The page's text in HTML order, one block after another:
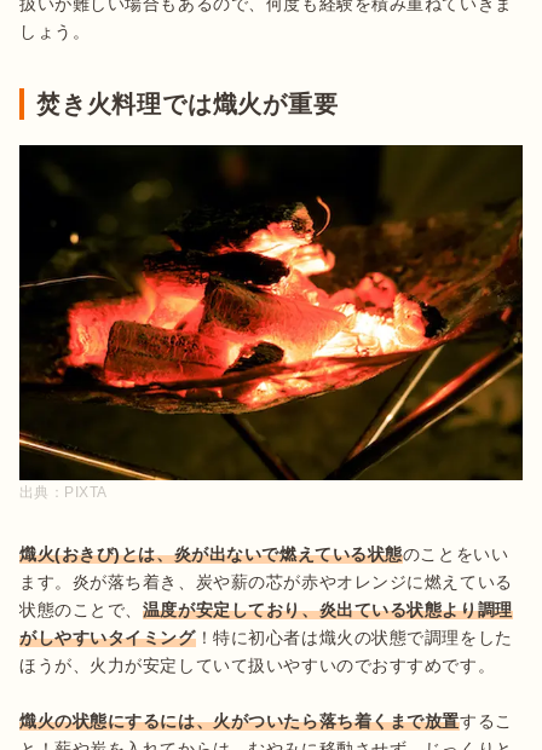
しょう。
焚き火料理では熾火が重要
出典： PIXTA
熾火(おきび)とは、炎が出ないで燃えている状態のことをいい
ます。炎が落ち着き、炭や薪の芯が赤やオレンジに燃えている
状態のことで、 温度が安定しており、炎出ている状態より調理
がしやすいタイミング！特に初心者は熾火の状態で調理をした
ほうが、火力が安定していて扱いやすいのでおすすめです。
熾火の状態にするには、火がついたら落ち着くまで放置するこ